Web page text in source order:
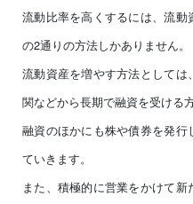
流動比率を高くするには、流
の2通りの方法しかありません。
流動資産を増やす方法として
関などから長期で融資を受ける
融資のほかにも株や債券を発行
ていきます。
また、積極的に営業をかけて